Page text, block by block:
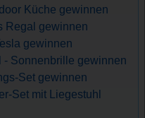
Küche gewinnen
Regal gewinnen
gewinnen
- Sonnenbrille gewinnen
Set gewinnen
Set mit Liegestuhl